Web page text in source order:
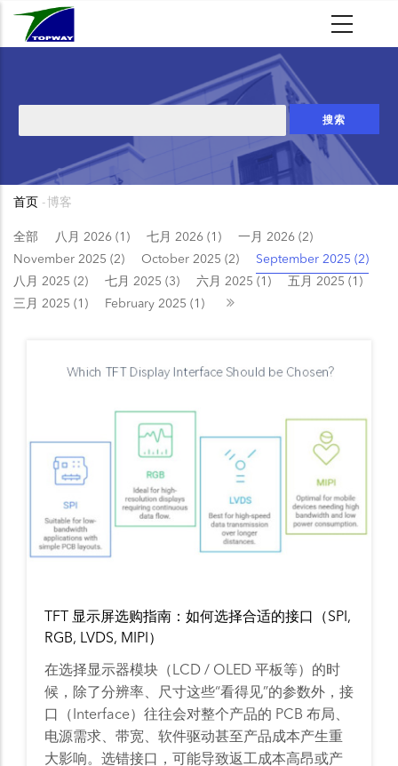
索
包
屑
首页 -博客
全部 八月 2026 (1) 七月 2026 (1)
一月 2026 (2)
November 2025 (2)
October 2025 (2)
September 2025 (2)
八月 2025 (2)
七月 2025 (3) 六月 2025 (1)
五月 2025 (1)
三月 2025 (1)
February 2025 (1)
TFT 显示屏选购指南：如何选择合适的接口（SPI,
RGB, LVDS, MIPI）
在选择显示器模块（LCD / OLED 平板等）的时
候，除了分辨率、尺寸这些“看得见”的参数外，接
口（Interface）往往会对整个产品的 PCB 布局、
电源需求、带宽、软件驱动甚至产品成本产生重
大影响。选错接口，可能导致返工成本高昂或产